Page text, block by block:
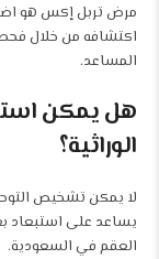
مرض تربل إكس هو
اكتشافه من خلال فحص
المساعد.
هل يمكن
الوراثية؟
لا يمكن تشخيص
يساعد على استبعاد
العقم في السعودية.